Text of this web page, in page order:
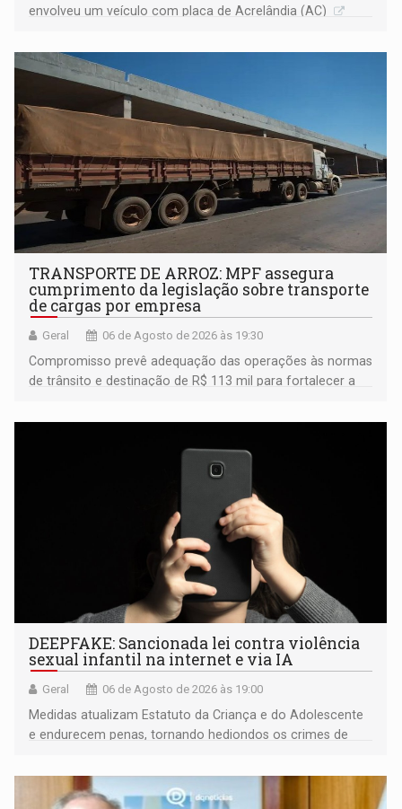
envolveu um veículo com placa de Acrelândia (AC)
TRANSPORTE DE ARROZ: MPF assegura
cumprimento da legislação sobre transporte
de cargas por empresa
Geral 06 de Agosto de 2026 às 19:30
Compromisso prevê adequação das operações às normas
de trânsito e destinação de R$ 113 mil para fortalecer a
DEEPFAKE: Sancionada lei contra violência
sexual infantil na internet e via IA
Geral 06 de Agosto de 2026 às 19:00
Medidas atualizam Estatuto da Criança e do Adolescente
e endurecem penas, tornando hediondos os crimes de